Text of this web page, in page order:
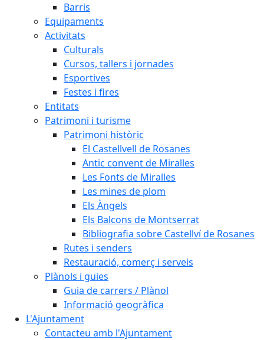
Barris
Equipaments
Activitats
Culturals
Cursos, tallers i jornades
Esportives
Festes i fires
Entitats
Patrimoni i turisme
Patrimoni històric
El Castellvell de Rosanes
Antic convent de Miralles
Les Fonts de Miralles
Les mines de plom
Els Àngels
Els Balcons de Montserrat
Bibliografia sobre Castellví de Rosanes
Rutes i senders
Restauració, comerç i serveis
Plànols i guies
Guia de carrers / Plànol
Informació geogràfica
L'Ajuntament
Contacteu amb l'Ajuntament